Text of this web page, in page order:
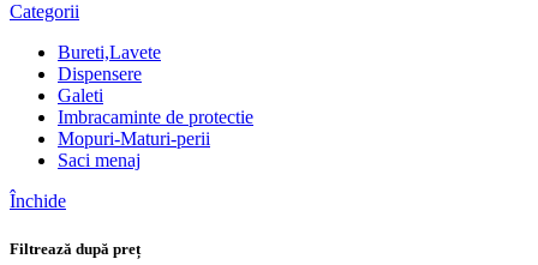
Categorii
Bureti,Lavete
Dispensere
Galeti
Imbracaminte de protectie
Mopuri-Maturi-perii
Saci menaj
Închide
Filtrează după preț